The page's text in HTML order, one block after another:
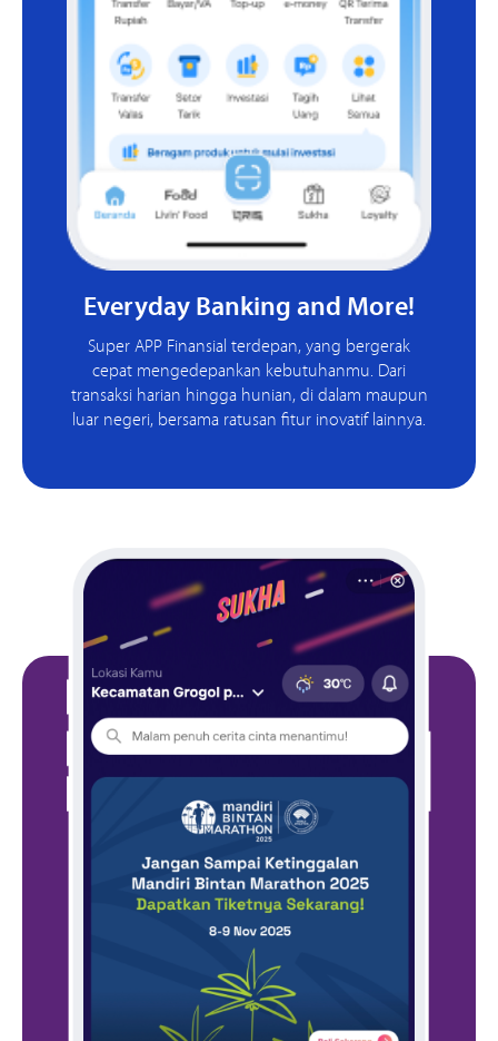
Everyday Banking and More!
Super APP Finansial terdepan, yang bergerak
cepat mengedepankan kebutuhanmu. Dari
transaksi harian hingga hunian, di dalam maupun
luar negeri, bersama ratusan fitur inovatif lainnya.